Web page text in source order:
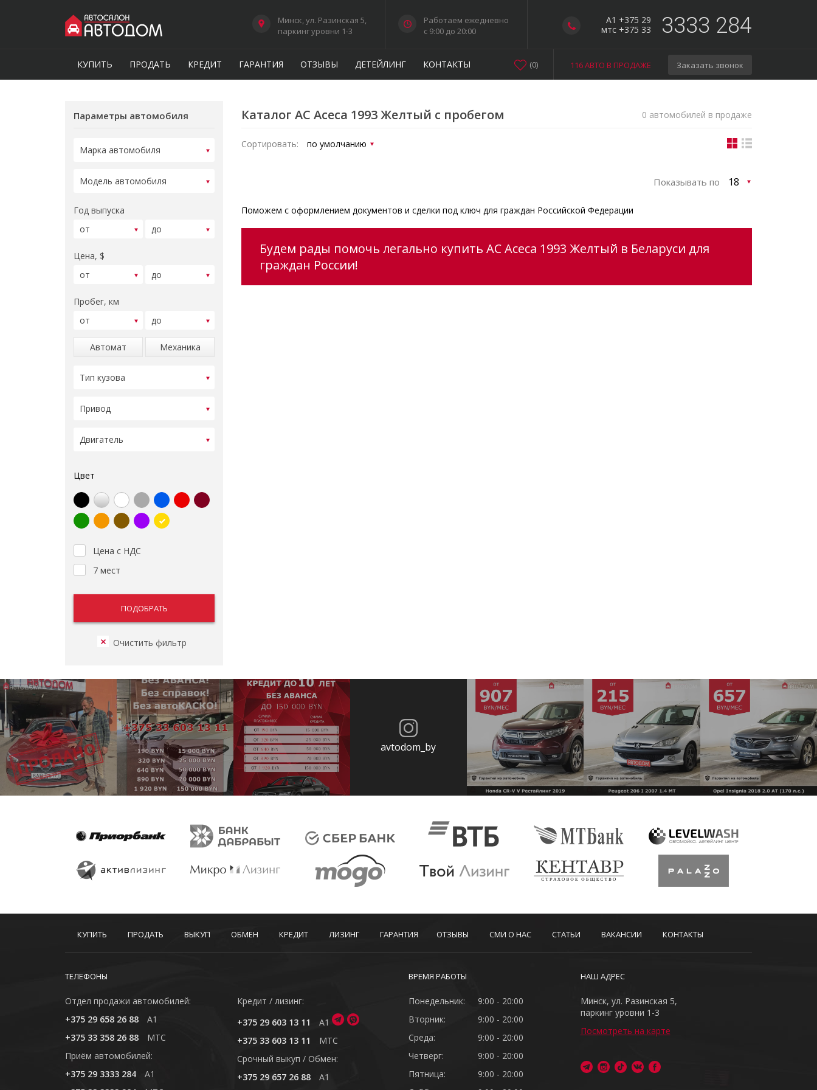
A1 +375 29
мтс +375 33
3333 284
Минск, ул. Разинская 5,
паркинг уровни 1-3
Работаем ежедневно
c 9:00 до 20:00
КУПИТЬ ПРОДАТЬ КРЕДИТ ГАРАНТИЯ ОТЗЫВЫ ДЕТЕЙЛИНГ КОНТАКТЫ 116 АВТО В ПРОДАЖЕ Заказать звонок
(0)
Параметры автомобиля
Год выпуска
Цена, $
Пробег, км
Автомат Механика
Цвет
Цена с НДС
7 мест
Каталог AC Aceca 1993 Желтый с пробегом 0 автомобилей в продаже
Сортировать:
Показывать по
Поможем с оформлением документов и сделки под ключ для граждан Российской Федерации
Будем рады помочь легально купить AC Aceca 1993 Желтый в Беларуси для
граждан России!
avtodom_by
КУПИТЬ ПРОДАТЬ ВЫКУП ОБМЕН КРЕДИТ ЛИЗИНГ ГАРАНТИЯ ОТЗЫВЫ СМИ О НАС СТАТЬИ ВАКАНСИИ КОНТАКТЫ
ТЕЛЕФОНЫ
Отдел продажи автомобилей:
+375 29 658 26 88
A1
+375 33 358 26 88
MTC
Приём автомобилей:
+375 29 3333 284
A1
Кредит / лизинг:
+375 29 603 13 11
A1
+375 33 603 13 11
MTC
Cрочный выкуп / Обмен:
+375 29 657 26 88
A1
ВРЕМЯ РАБОТЫ
Понедельник:
9:00 - 20:00
Вторник:
9:00 - 20:00
Среда:
9:00 - 20:00
Четверг:
9:00 - 20:00
Пятница:
9:00 - 20:00
НАШ АДРЕС
Минск, ул. Разинская 5,
паркинг уровни 1-3
Посмотреть на карте